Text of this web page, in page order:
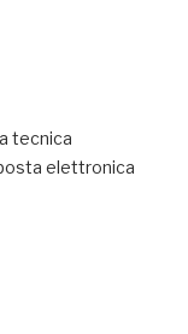
tecnica
elettronica